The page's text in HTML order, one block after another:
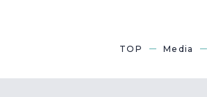
TOP Media